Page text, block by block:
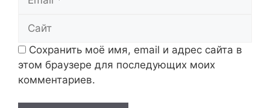
Сохранить моё имя, email и адрес сайта в
этом браузере для последующих моих
комментариев.